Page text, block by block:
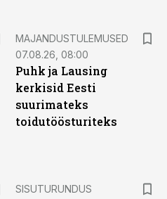
MAJANDUSTULEMUSED
07.08.26, 08:00
Puhk ja Lausing
kerkisid Eesti
suurimateks
toidutöösturiteks
SISUTURUNDUS